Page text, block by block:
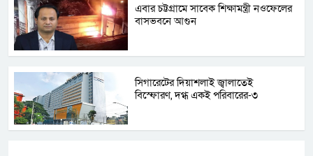
এবার চট্টগ্রামে সাবেক শিক্ষামন্ত্রী নওফেলের
বাসভবনে আগুন
সিগারেটের দিয়াশলাই জ্বালাতেই
বিস্ফোরণ, দগ্ধ একই পরিবারের-৩